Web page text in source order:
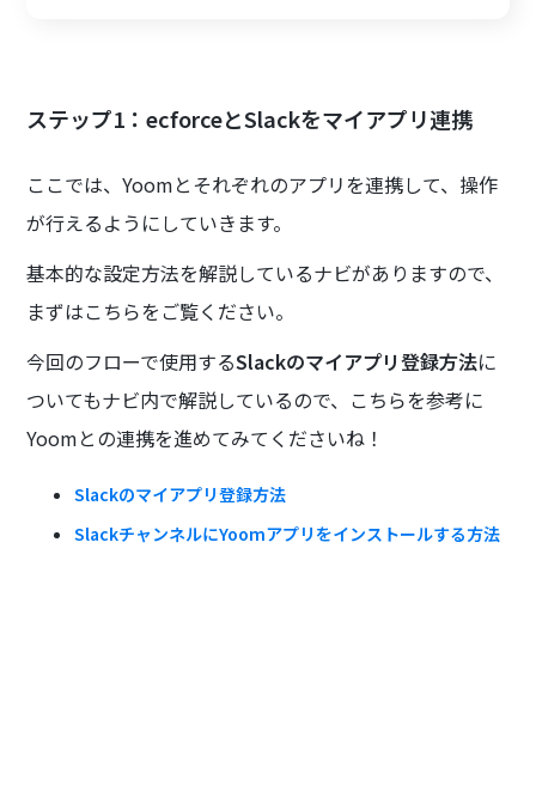
ステップ1：ecforceとSlackをマイアプリ連携
ここでは、Yoomとそれぞれのアプリを連携して、操作
が行えるようにしていきます。
基本的な設定方法を解説しているナビがありますので、
まずはこちらをご覧ください。
今回のフローで使用するSlackのマイアプリ登録方法に
ついてもナビ内で解説しているので、こちらを参考に
Yoomとの連携を進めてみてくださいね！
Slackのマイアプリ登録方法
SlackチャンネルにYoomアプリをインストールする方法